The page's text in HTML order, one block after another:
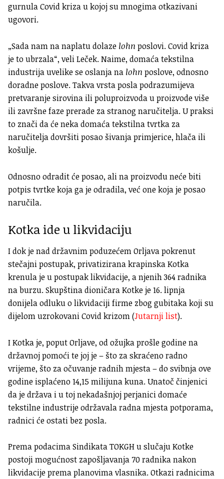
gurnula Covid kriza u kojoj su mnogima otkazivani
ugovori.
„Sada nam na naplatu dolaze lohn poslovi. Covid kriza
je to ubrzala“, veli Leček. Naime, domaća tekstilna
industrija uvelike se oslanja na lohn poslove, odnosno
doradne poslove. Takva vrsta posla podrazumijeva
pretvaranje sirovina ili poluproizvoda u proizvode više
ili završne faze prerade za stranog naručitelja. U praksi
to znači da će neka domaća tekstilna tvrtka za
naručitelja dovršiti posao šivanja primjerice, hlača ili
košulje.
Odnosno odradit će posao, ali na proizvodu neće biti
potpis tvrtke koja ga je odradila, već one koja je posao
naručila.
Kotka ide u likvidaciju
I dok je nad državnim poduzećem Orljava pokrenut
stečajni postupak, privatizirana krapinska Kotka
krenula je u postupak likvidacije, a njenih 364 radnika
na burzu. Skupština dioničara Kotke je 16. lipnja
donijela odluku o likvidaciji firme zbog gubitaka koji su
dijelom uzrokovani Covid krizom (Jutarnji list).
I Kotka je, poput Orljave, od ožujka prošle godine na
državnoj pomoći te joj je – što za skraćeno radno
vrijeme, što za očuvanje radnih mjesta – do svibnja ove
godine isplaćeno 14,15 milijuna kuna. Unatoč činjenici
da je država i u toj nekadašnjoj perjanici domaće
tekstilne industrije održavala radna mjesta potporama,
radnici će ostati bez posla.
Prema podacima Sindikata TOKGH u slučaju Kotke
postoji mogućnost zapošljavanja 70 radnika nakon
likvidacije prema planovima vlasnika. Otkazi radnicima